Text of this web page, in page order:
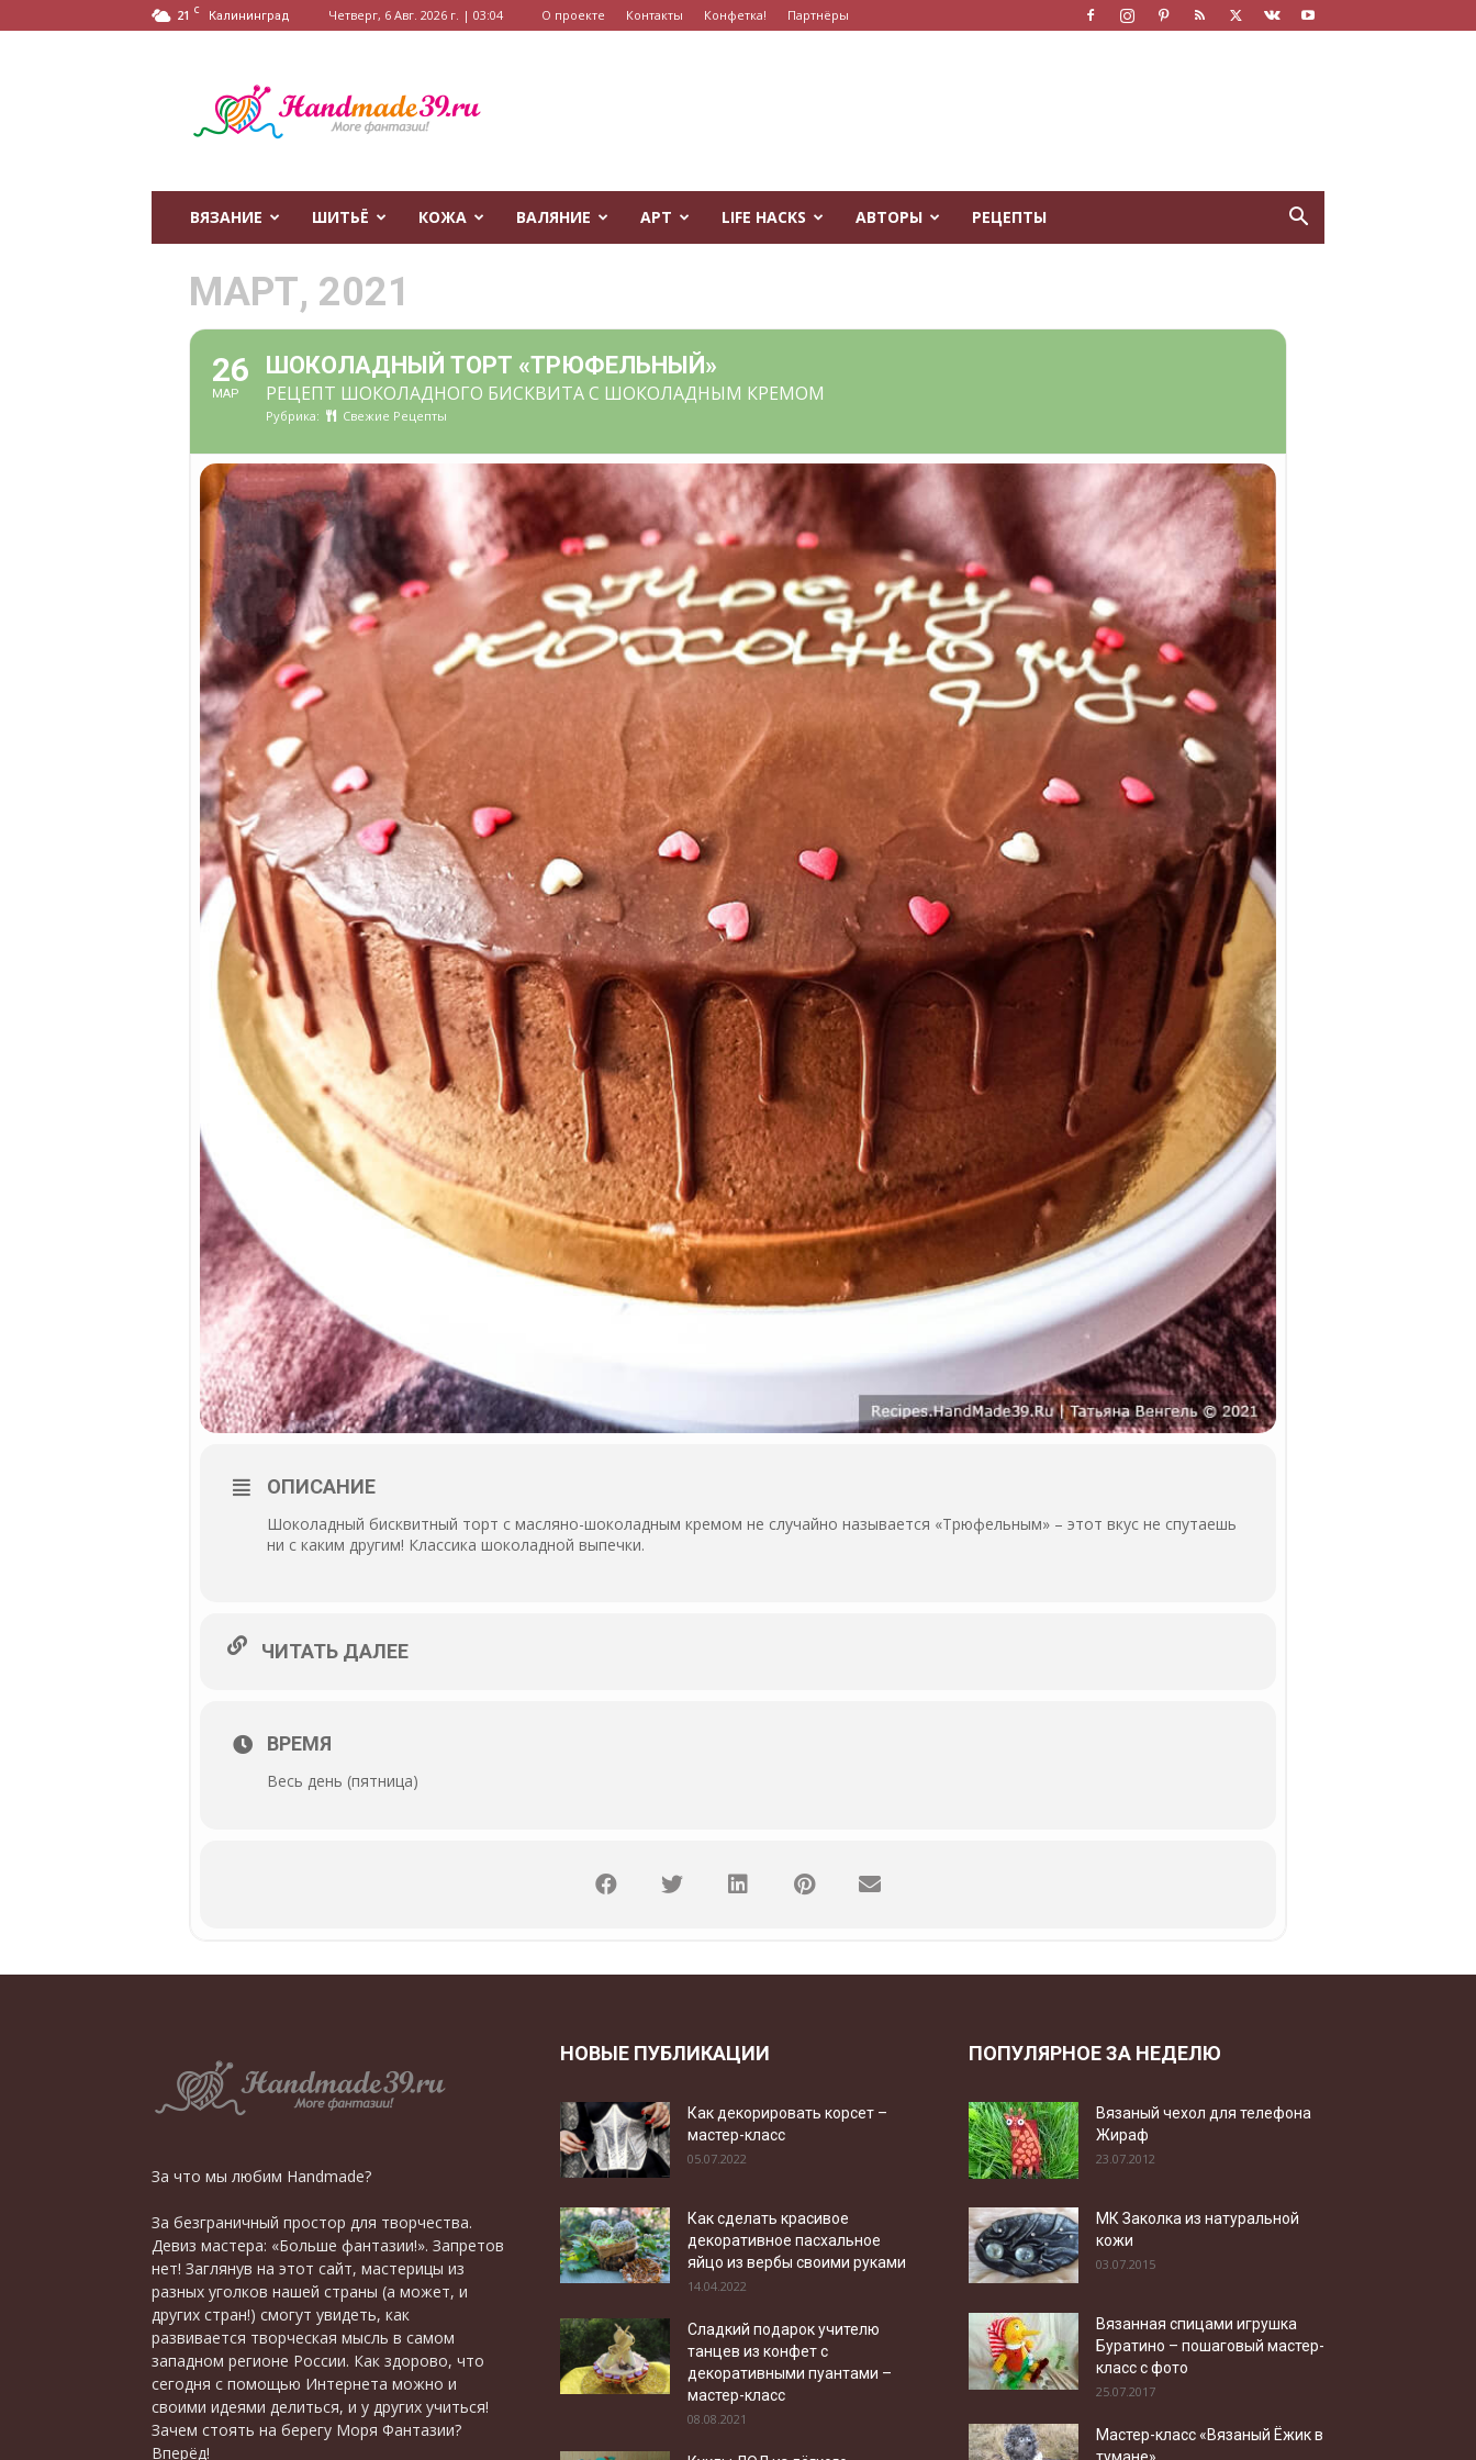
21 C Калининград Четверг, 6 Авг. 2026 г. | 03:04 О проекте Контакты Конфетка! Партнёры
ВЯЗАНИЕ ШИТЬЁ КОЖА ВАЛЯНИЕ АРТ LIFE HACKS АВТОРЫ РЕЦЕПТЫ
МАРТ, 2021
26
МАР
ШОКОЛАДНЫЙ ТОРТ «ТРЮФЕЛЬНЫЙ»
РЕЦЕПТ ШОКОЛАДНОГО БИСКВИТА С ШОКОЛАДНЫМ КРЕМОМ
Рубрика: Свежие Рецепты
ОПИСАНИЕ
Шоколадный бисквитный торт с масляно-шоколадным кремом не случайно называется «Трюфельным» – этот вкус не спутаешь
ни с каким другим! Классика шоколадной выпечки.
ЧИТАТЬ ДАЛЕЕ
ВРЕМЯ
Весь день (пятница)
За что мы любим Handmade?
За безграничный простор для творчества.
Девиз мастера: «Больше фантазии!». Запретов
нет! Заглянув на этот сайт, мастерицы из
разных уголков нашей страны (а может, и
других стран!) смогут увидеть, как
развивается творческая мысль в самом
западном регионе России. Как здорово, что
сегодня с помощью Интернета можно и
своими идеями делиться, и у других учиться!
Зачем стоять на берегу Моря Фантазии?
Вперёд!
НОВЫЕ ПУБЛИКАЦИИ
Как декорировать корсет –
мастер-класс
05.07.2022
Как сделать красивое
декоративное пасхальное
яйцо из вербы своими руками
14.04.2022
Сладкий подарок учителю
танцев из конфет с
декоративными пуантами –
мастер-класс
08.08.2021
ПОПУЛЯРНОЕ ЗА НЕДЕЛЮ
Вязаный чехол для телефона
Жираф
23.07.2012
МК Заколка из натуральной
кожи
03.07.2015
Вязанная спицами игрушка
Буратино – пошаговый мастер-
класс с фото
25.07.2017
Мастер-класс «Вязаный Ёжик в